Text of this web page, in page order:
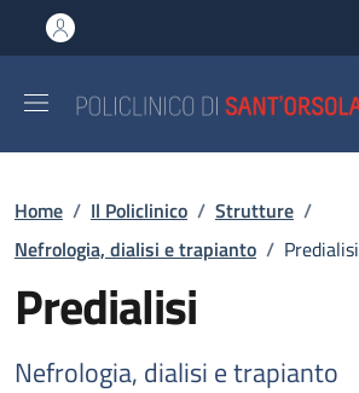
al contenuto principale
to footer content
Briciole di pane
Home / Il Policlinico / Strutture /
Nefrologia, dialisi e trapianto / Predialisi
Predialisi
Nefrologia, dialisi e trapianto